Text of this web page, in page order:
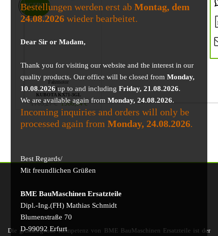
Bestellungen werden erst abMontag, dem
24.08.2026 wieder bearbeitet.
Dear Sir or Madam,
Thank you for visiting our website and the interest in our
quality products. Our office will be closed fromMonday,
10.08.2026up to and includingFriday, 21.08.2026.
We are available again fromMonday, 24.08.2026.
Incoming inquiries and orders will only be
processed again fromMonday, 24.08.2026.
Best Regards/
Mit freundlichen Grüßen
BME BauMaschinen Ersatzteile
Dipl.-Ing.(FH) Mathias Schmidt
Blumenstraße 70
D-99092 Erfurt
Fahrmotor
für
KUBOTA KX71-3GL
1705,27€ 1566,04€
ANGEBOT!
Die grundlegende Kompetenz von BME BauMaschinen Ersatzteile ist der